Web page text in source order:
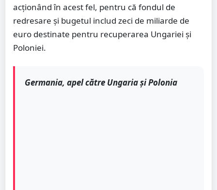
acționând în acest fel, pentru că fondul de
redresare și bugetul includ zeci de miliarde de
euro destinate pentru recuperarea Ungariei și
Poloniei.
Germania, apel către Ungaria și Polonia